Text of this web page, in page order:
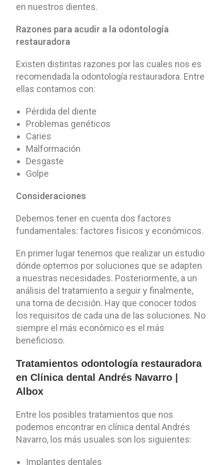
en nuestros dientes.
Razones para acudir a la odontología
restauradora
Existen distintas razones por las cuales nos es
recomendada la odontología restauradora. Entre
ellas contamos con:
Pérdida del diente
Problemas genéticos
Caries
Malformación
Desgaste
Golpe
Consideraciones
Debemos tener en cuenta dos factores
fundamentales: factores físicos y económicos.
En primer lugar tenemos que realizar un estudio
dónde optemos por soluciones que se adapten
a nuestras necesidades. Posteriormente, a un
análisis del tratamiento a seguir y finalmente,
una toma de decisión. Hay que conocer todos
los requisitos de cada una de las soluciones. No
siempre el más económico es el más
beneficioso.
Tratamientos odontología restauradora
en Clínica dental Andrés Navarro |
Albox
Entre los posibles tratamientos que nos
podemos encontrar en clínica dental Andrés
Navarro, los más usuales son los siguientes:
Implantes dentales